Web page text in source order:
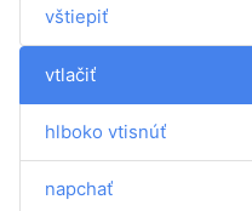
vštiepiť
vtlačiť
hlboko vtisnúť
napchať